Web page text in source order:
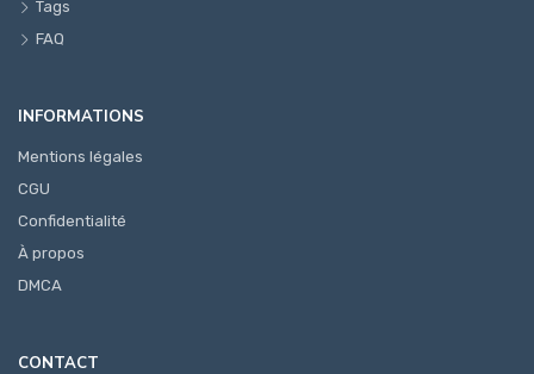
Tags
FAQ
INFORMATIONS
Mentions légales
CGU
Confidentialité
À propos
DMCA
CONTACT